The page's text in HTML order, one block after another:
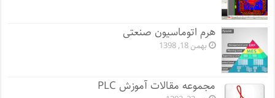
هرم اتوماسیون صنعتی
بهمن 18, 1398
مجموعه مقالات آموزش PLC